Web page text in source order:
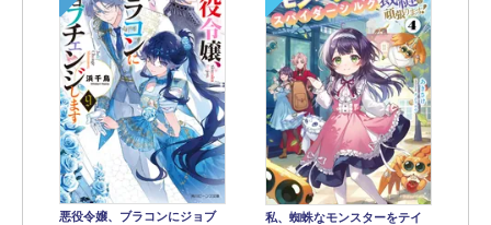
悪役令嬢、ブラコンにジョブ
私、蜘蛛なモンスターをテイ